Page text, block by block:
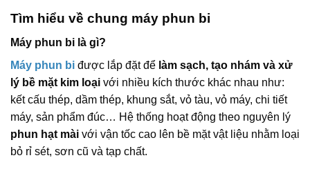
Tìm hiểu về chung máy phun bi
Máy phun bi là gì?
Máy phun bi được lắp đặt để làm sạch, tạo nhám và xử
lý bề mặt kim loại với nhiều kích thước khác nhau như:
kết cấu thép, dầm thép, khung sắt, vỏ tàu, vỏ máy, chi tiết
máy, sản phẩm đúc… Hệ thống hoạt động theo nguyên lý
phun hạt mài với vận tốc cao lên bề mặt vật liệu nhằm loại
bỏ rỉ sét, sơn cũ và tạp chất.